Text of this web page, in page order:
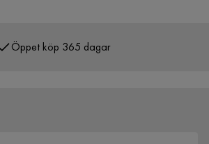
Öppet köp 365 dagar